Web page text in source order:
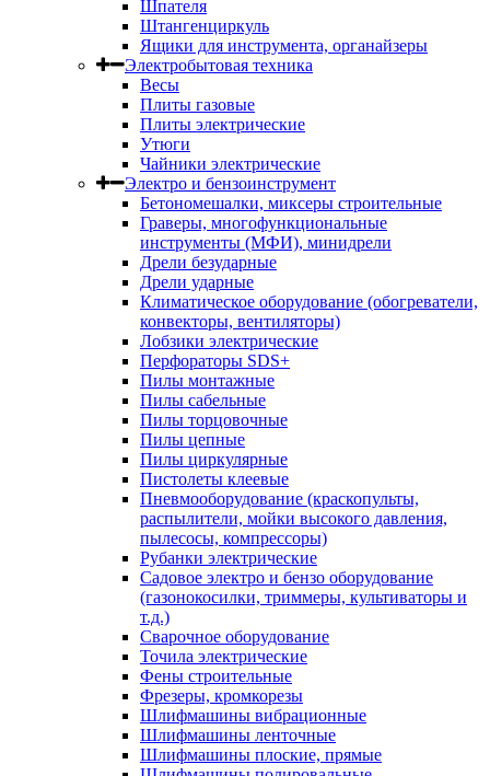
Шпателя
Штангенциркуль
Ящики для инструмента, органайзеры
Электробытовая техника
Весы
Плиты газовые
Плиты электрические
Утюги
Чайники электрические
Электро и бензоинструмент
Бетономешалки, миксеры строительные
Граверы, многофункциональные
инструменты (МФИ), минидрели
Дрели безударные
Дрели ударные
Климатическое оборудование (обогреватели,
конвекторы, вентиляторы)
Лобзики электрические
Перфораторы SDS+
Пилы монтажные
Пилы сабельные
Пилы торцовочные
Пилы цепные
Пилы циркулярные
Пистолеты клеевые
Пневмооборудование (краскопульты,
распылители, мойки высокого давления,
пылесосы, компрессоры)
Рубанки электрические
Садовое электро и бензо оборудование
(газонокосилки, триммеры, культиваторы и
т.д.)
Сварочное оборудование
Точила электрические
Фены строительные
Фрезеры, кромкорезы
Шлифмашины вибрационные
Шлифмашины ленточные
Шлифмашины плоские, прямые